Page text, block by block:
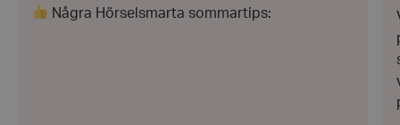
Några Hörselsmarta sommartips: